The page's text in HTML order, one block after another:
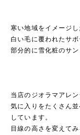
寒い地域をイメージ
白い毛に覆われたサ
部分的に雪化粧のサ
当店のジオラマアレ
気に入りをたくさん
しています。
目線の高さを変えて